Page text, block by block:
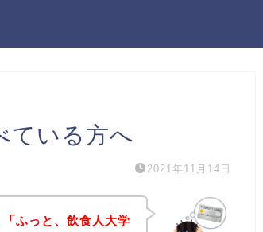
ている方へ
2021年11月14日
ふっと、飲食人大学